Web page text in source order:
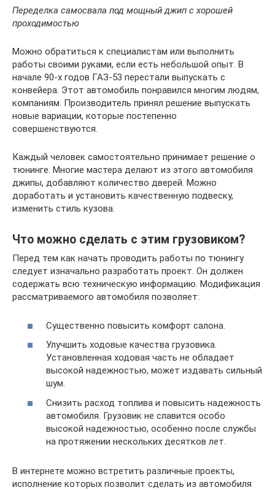
Переделка самосвала под мощный джип с хорошей
проходимостью
Можно обратиться к специалистам или выполнить
работы своими руками, если есть небольшой опыт. В
начале 90-х годов ГАЗ-53 перестали выпускать с
конвейера. Этот автомобиль понравился многим людям,
компаниям. Производитель принял решение выпускать
новые вариации, которые постепенно
совершенствуются.
Каждый человек самостоятельно принимает решение о
тюнинге. Многие мастера делают из этого автомобиля
джипы, добавляют количество дверей. Можно
доработать и установить качественную подвеску,
изменить стиль кузова.
Что можно сделать с этим грузовиком?
Перед тем как начать проводить работы по тюнингу
следует изначально разработать проект. Он должен
содержать всю техническую информацию. Модификация
рассматриваемого автомобиля позволяет:
Существенно повысить комфорт салона.
Улучшить ходовые качества грузовика.
Установленная ходовая часть не обладает
высокой надежностью, может издавать сильный
шум.
Снизить расход топлива и повысить надежность
автомобиля. Грузовик не славится особо
высокой надежностью, особенно после службы
на протяжении нескольких десятков лет.
В интернете можно встретить различные проекты,
исполнение которых позволит сделать из автомобиля